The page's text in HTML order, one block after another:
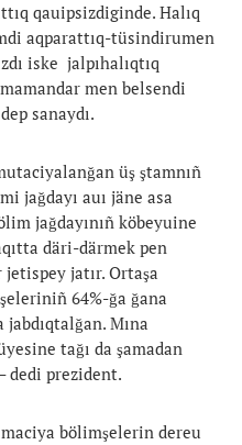
qauipsizdiginde. Halıq
aqparattıq-tüsindirumen
iske jalpıhalıqtıq
men belsendi
sanaydı.
üş ştamnıñ
jağdayı auı jäne asa
jağdayınıñ köbeyuine
däri-därmek pen
jatır. Ortaşa
64%-ğa ğana
Mına
tağı da şamadan
dedi prezident.
bölimşelerin dereu